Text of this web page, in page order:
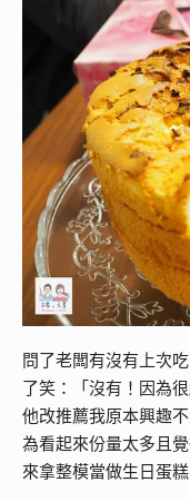
問了老闆有沒有上次
了笑：「沒有！因為
他改推薦我原本興趣
為看起來份量太多且
來拿整模當做生日蛋